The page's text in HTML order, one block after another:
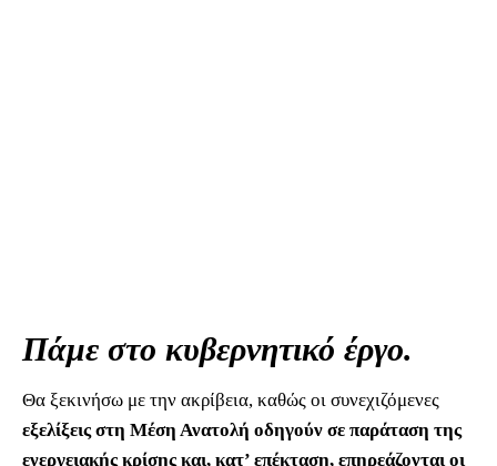
Πάμε στο κυβερνητικό έργο.
Θα ξεκινήσω με την ακρίβεια, καθώς οι συνεχιζόμενες
εξελίξεις στη Μέση Ανατολή οδηγούν σε παράταση της
ενεργειακής κρίσης και, κατ’ επέκταση, επηρεάζονται οι